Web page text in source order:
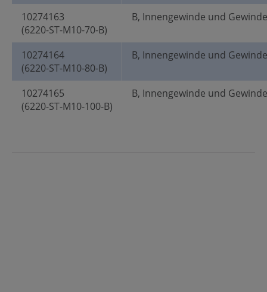
10274163
(6220-ST-M10-70-B)
B, Innengewinde und
10274164
(6220-ST-M10-80-B)
B, Innengewinde und
10274165
(6220-ST-M10-100-B)
B, Innengewinde und